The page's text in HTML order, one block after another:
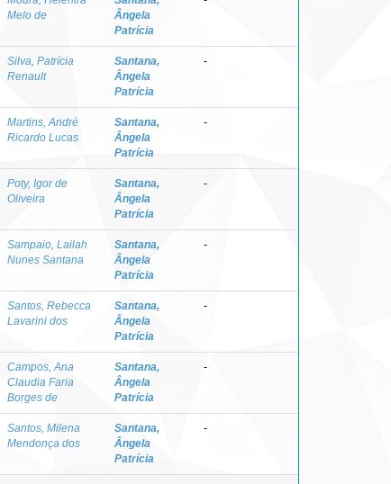
Melo de
Ângela
Patrícia
Silva, Patrícia
Renault
Santana,
Ângela
Patrícia
-
Martins, André
Ricardo Lucas
Santana,
Ângela
Patrícia
-
Poty, Igor de
Oliveira
Santana,
Ângela
Patrícia
-
Sampaio, Lailah
Nunes Santana
Santana,
Ângela
Patrícia
-
Santos, Rebecca
Lavarini dos
Santana,
Ângela
Patrícia
-
Campos, Ana
Claudia Faria
Borges de
Santana,
Ângela
Patrícia
-
Santos, Milena
Mendonça dos
Santana,
Ângela
Patrícia
-